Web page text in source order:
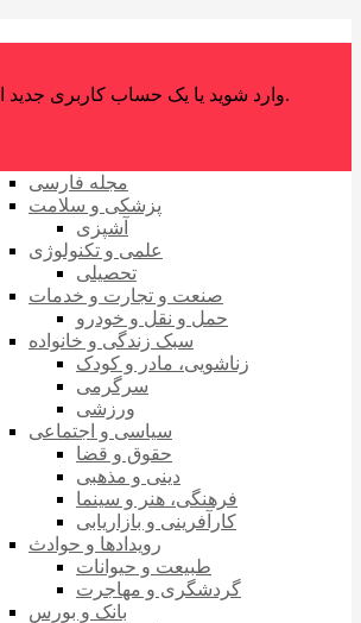
وارد شوید یا یک حساب کاربری جدید ایجاد کنید.
مجله فارسی
پزشکی و سلامت
آشپزی
علمی و تکنولوژی
تحصیلی
صنعت و تجارت و خدمات
حمل و نقل و خودرو
سبک زندگی و خانواده
زناشویی، مادر و کودک
سرگرمی
ورزشی
سیاسی و اجتماعی
حقوق و قضا
دینی و مذهبی
فرهنگی، هنر و سینما
کارآفرینی و بازاریابی
رویدادها و حوادث
طبیعت و حیوانات
گردشگری و مهاجرت
بانک و بورس